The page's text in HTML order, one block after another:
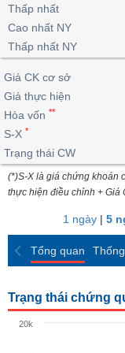
lỗ
dịch
nội
Niên
giám
Tài
liệu
cổ
Định
giá
ngoài
doanh
Top
cổ
phiếu
ngành
giao
dịch
dịch
Chứng
quyền
quan
Thống
giao
dịch
Thống
giao
dịch
Tin
tức
Phân
tích
kỹ
thuật
trực
tuyến
Bộ
lọc
cổ
So
sánh
Báo
cáo
Vĩ
mô
lai
Chứng
quyền
Trái
phiếu
IR
Awards
tạo
Dịch
vụ
Thấp nhất
Cao nhất NY
Thấp nhất NY
Giá CK cơ sở
Giá thực hiện
Hòa vốn **
S-X *
Trạng thái CW
(*)S-X là giá chứng khoán
thực hiện điều chỉnh + Giá
1 ngày| 5
Tổng quan
Trạng thái chứng
20k
BẤT
ĐỘNG
SẢN
TÀI
CHÍNH
HÀNG
KINH